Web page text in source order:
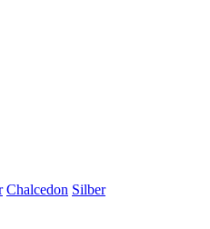
Chalcedon Silber